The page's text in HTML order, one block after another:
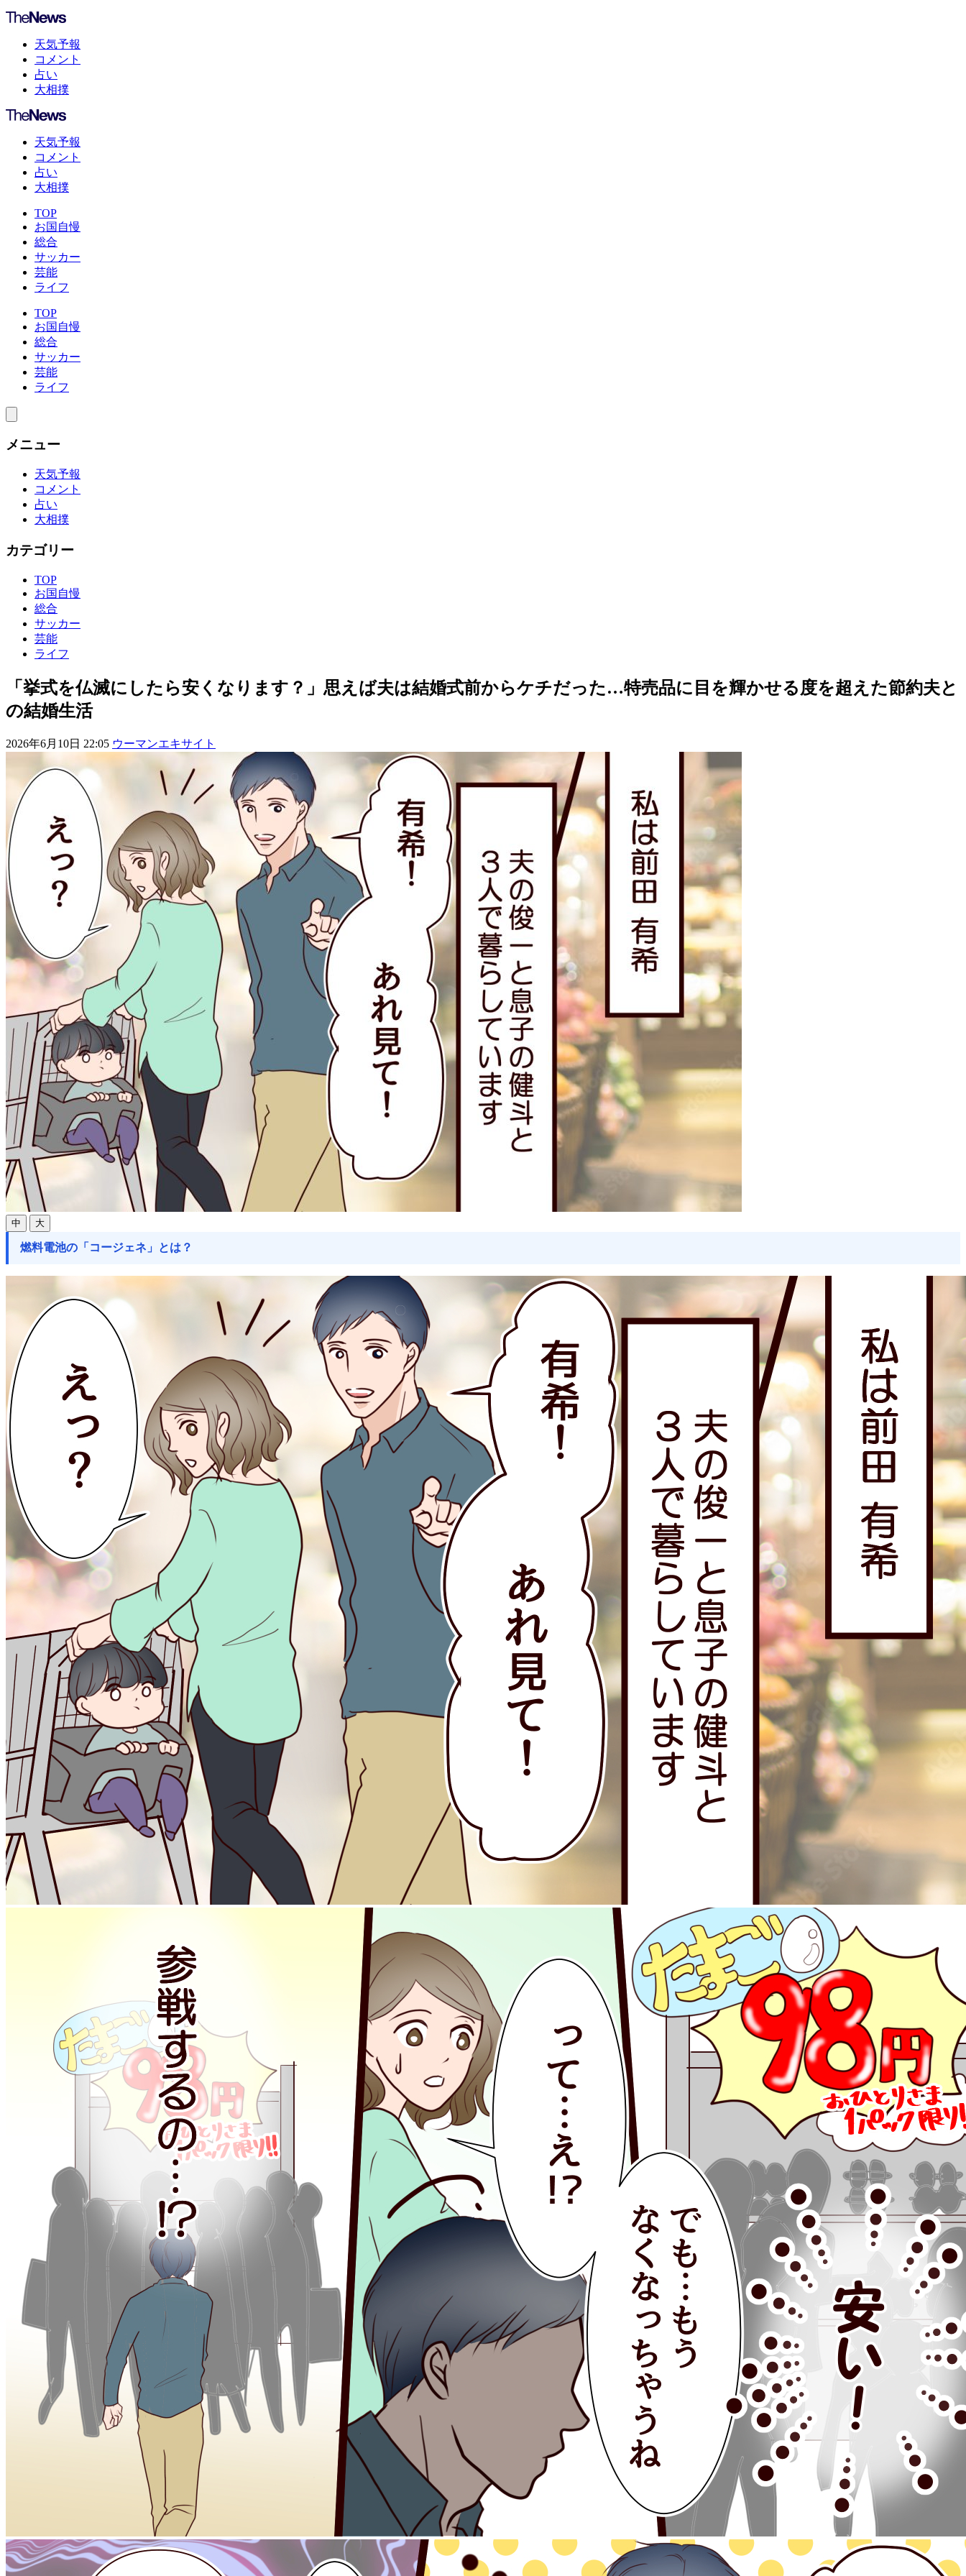
天気予報
コメント
占い
大相撲
天気予報
コメント
占い
大相撲
TOP
お国自慢
総合
サッカー
芸能
ライフ
TOP
お国自慢
総合
サッカー
芸能
ライフ
メニュー
天気予報
コメント
占い
大相撲
カテゴリー
TOP
お国自慢
総合
サッカー
芸能
ライフ
「挙式を仏滅にしたら安くなります？」思えば夫は結婚式前からケチだった…特売品に目を輝かせる度を超えた節約夫と
の結婚生活
2026年6月10日 22:05 ウーマンエキサイト
中 大
燃料電池の「コージェネ」とは？